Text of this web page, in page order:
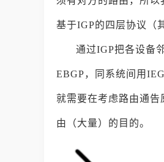
基于IGP的四层协议（
通过IGP把各设备
EBGP，同系统间用
就需要在考虑路由通
由（大量）的目的。